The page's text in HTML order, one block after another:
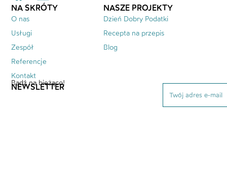
NA SKRÓTY
O nas
Usługi
Zespół
Referencje
Kontakt
NASZE PROJEKTY
Dzień Dobry Podatki
Recepta na przepis
Blog
NEWSLETTER
Bądź na bieżąco!